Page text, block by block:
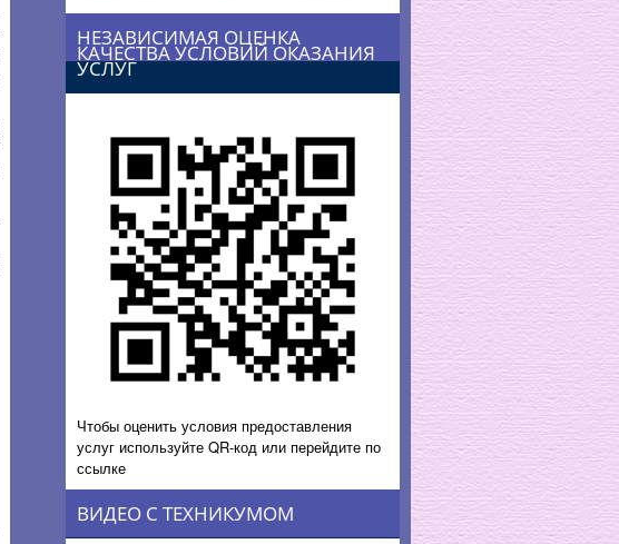
НЕЗАВИСИМАЯ ОЦЕНКА
КАЧЕСТВА УСЛОВИЙ ОКАЗАНИЯ
УСЛУГ
Чтобы оценить условия предоставления
услуг используйте QR-код или перейдите по
ссылке
ВИДЕО С ТЕХНИКУМОМ